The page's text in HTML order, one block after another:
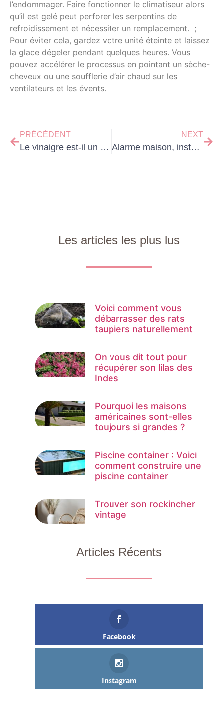
l’endommager. Faire fonctionner le climatiseur alors
qu’il est gelé peut perforer les serpentins de
refroidissement et nécessiter un remplacement. ;
Pour éviter cela, gardez votre unité éteinte et laissez
la glace dégeler pendant quelques heures. Vous
pouvez accélérer le processus en pointant un sèche-
cheveux ou une soufflerie d’air chaud sur les
ventilateurs et les évents.
PRÉCÉDENT
Le vinaigre est-il un bon insectifuge ?
NEXT
Alarme maison, installation vidéo surveillance, sécurisation maison ?
Les articles les plus lus
Voici comment vous
débarrasser des rats
taupiers naturellement
On vous dit tout pour
récupérer son lilas des
Indes
Pourquoi les maisons
américaines sont-elles
toujours si grandes ?
Piscine container : Voici
comment construire une
piscine container
Trouver son rockincher
vintage
Articles Récents
Facebook
Instagram